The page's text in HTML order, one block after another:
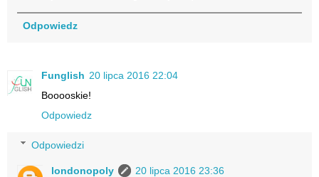
Odpowiedz
Funglish 20 lipca 2016 22:04
Booooskie!
Odpowiedz
Odpowiedzi
londonopoly
20 lipca 2016 23:36